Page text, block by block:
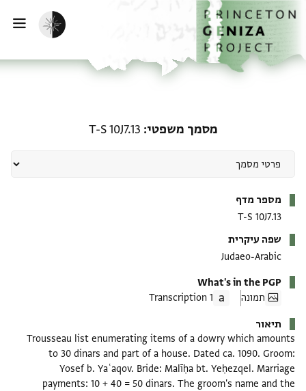
לתוכןהבית
הפעלת מצב כהה
מסמך משפטי T-S 10J7.13
מספר מדף
T-S 10J7.13
שפה עיקרית
Judaeo-Arabic
What's in the PGP
תמונה
1 Transcription
תיאור
Trousseau list enumerating items of a dowry which amounts
to 30 dinars and part of a house. Dated ca. 1090. Groom:
Yosef b. Yaʿaqov. Bride: Malīḥa bt. Yeḥezqel. Marriage
payments: 10 + 40 = 50 dinars. The groom's name and the